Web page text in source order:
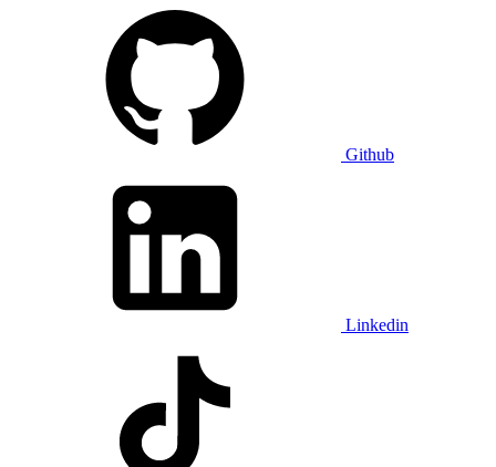
Github
Linkedin